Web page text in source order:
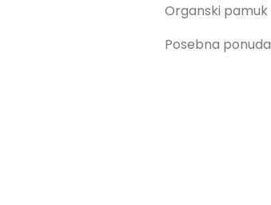
Organski pamuk
Posebna ponuda